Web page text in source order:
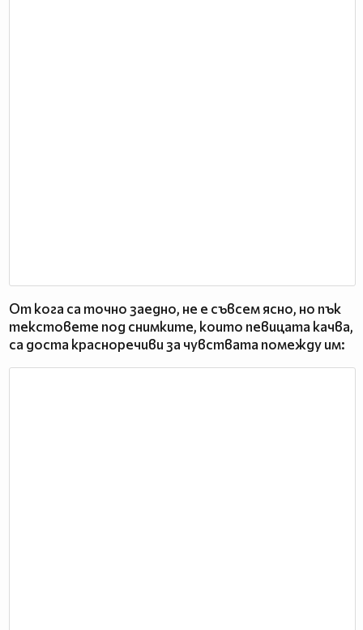
От кога са точно заедно, не е съвсем ясно, но пък
текстовете под снимките, които певицата качва,
са доста красноречиви за чувствата помежду им: